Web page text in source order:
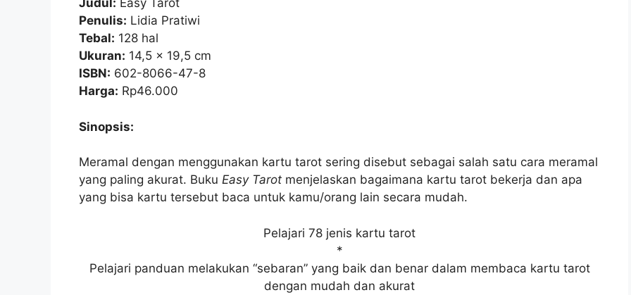
Judul: Easy Tarot
Penulis: Lidia Pratiwi
Tebal: 128 hal
Ukuran: 14,5 x 19,5 cm
ISBN: 602-8066-47-8
Harga: Rp46.000
Sinopsis:
Meramal dengan menggunakan kartu tarot sering disebut sebagai salah satu cara meramal
yang paling akurat. Buku Easy Tarot menjelaskan bagaimana kartu tarot bekerja dan apa
yang bisa kartu tersebut baca untuk kamu/orang lain secara mudah.
Pelajari 78 jenis kartu tarot
*
Pelajari panduan melakukan “sebaran” yang baik dan benar dalam membaca kartu tarot
dengan mudah dan akurat